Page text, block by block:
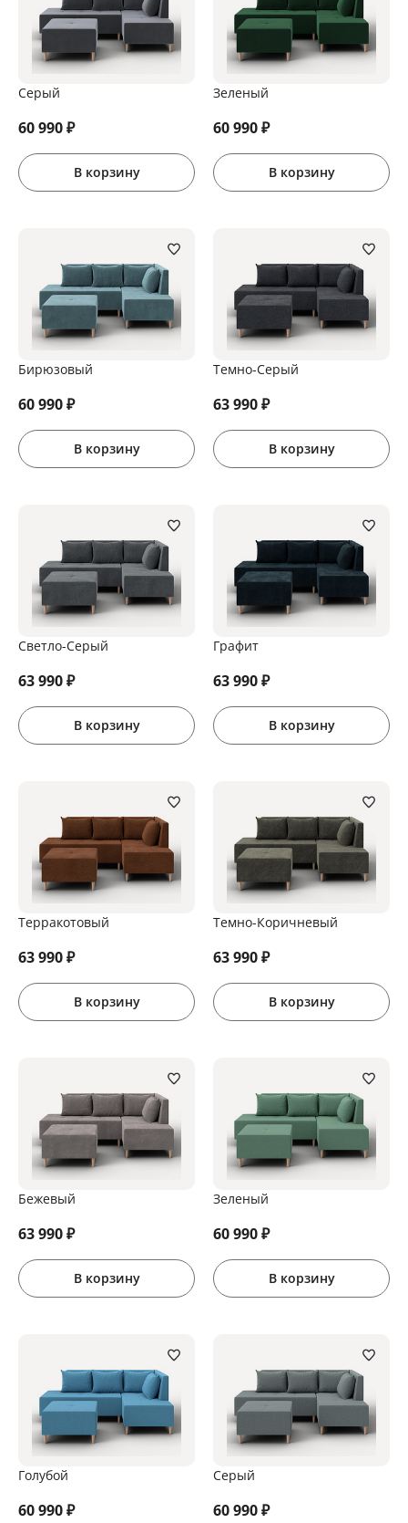
Серый
60 990₽
В корзину
Зеленый
60 990₽
В корзину
Бирюзовый
60 990₽
В корзину
Темно-Серый
63 990₽
В корзину
Светло-Серый
63 990₽
В корзину
Графит
63 990₽
В корзину
Терракотовый
63 990₽
В корзину
Темно-Коричневый
63 990₽
В корзину
Бежевый
63 990₽
В корзину
Зеленый
60 990₽
В корзину
Голубой
60 990₽
Серый
60 990₽